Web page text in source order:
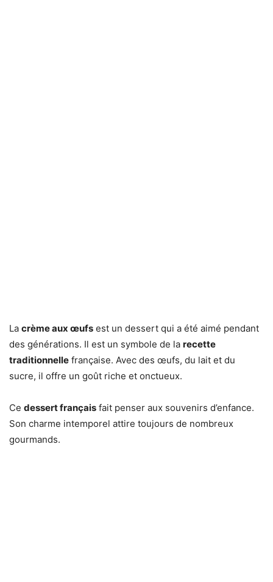
La crème aux œufs est un dessert qui a été aimé pendant
des générations. Il est un symbole de la recette
traditionnelle française. Avec des œufs, du lait et du
sucre, il offre un goût riche et onctueux.
Ce dessert français fait penser aux souvenirs d’enfance.
Son charme intemporel attire toujours de nombreux
gourmands.